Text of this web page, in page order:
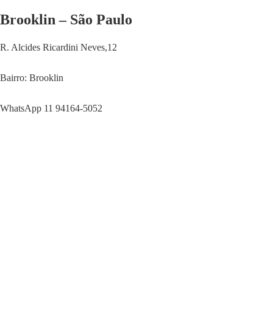
Brooklin – São Paulo
R. Alcides Ricardini Neves,12
Bairro: Brooklin
WhatsApp 11 94164-5052